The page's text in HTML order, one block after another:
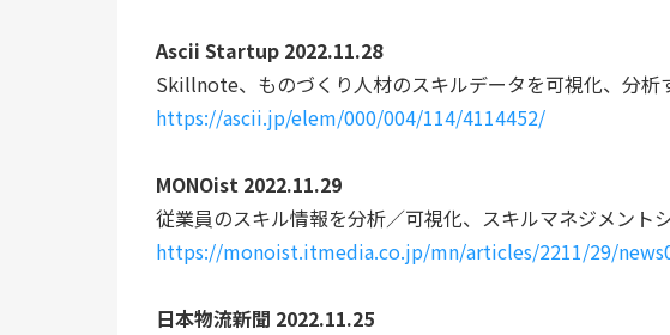
Ascii Startup 2022.11.28
Skillnote、ものづくり人材のスキルデータを可視化、分析
https://ascii.jp/elem/000/004/114/4114452/
MONOist 2022.11.29
従業員のスキル情報を分析／可視化、スキルマネジメント
https://monoist.itmedia.co.jp/mn/articles/2211/29/
日本物流新聞 2022.11.25